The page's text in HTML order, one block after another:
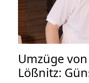
Umzüge
Lößnitz: